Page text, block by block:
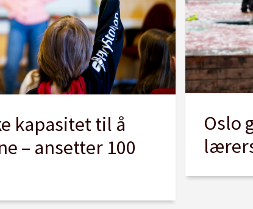
kapasitet til å
– ansetter 100
Oslo